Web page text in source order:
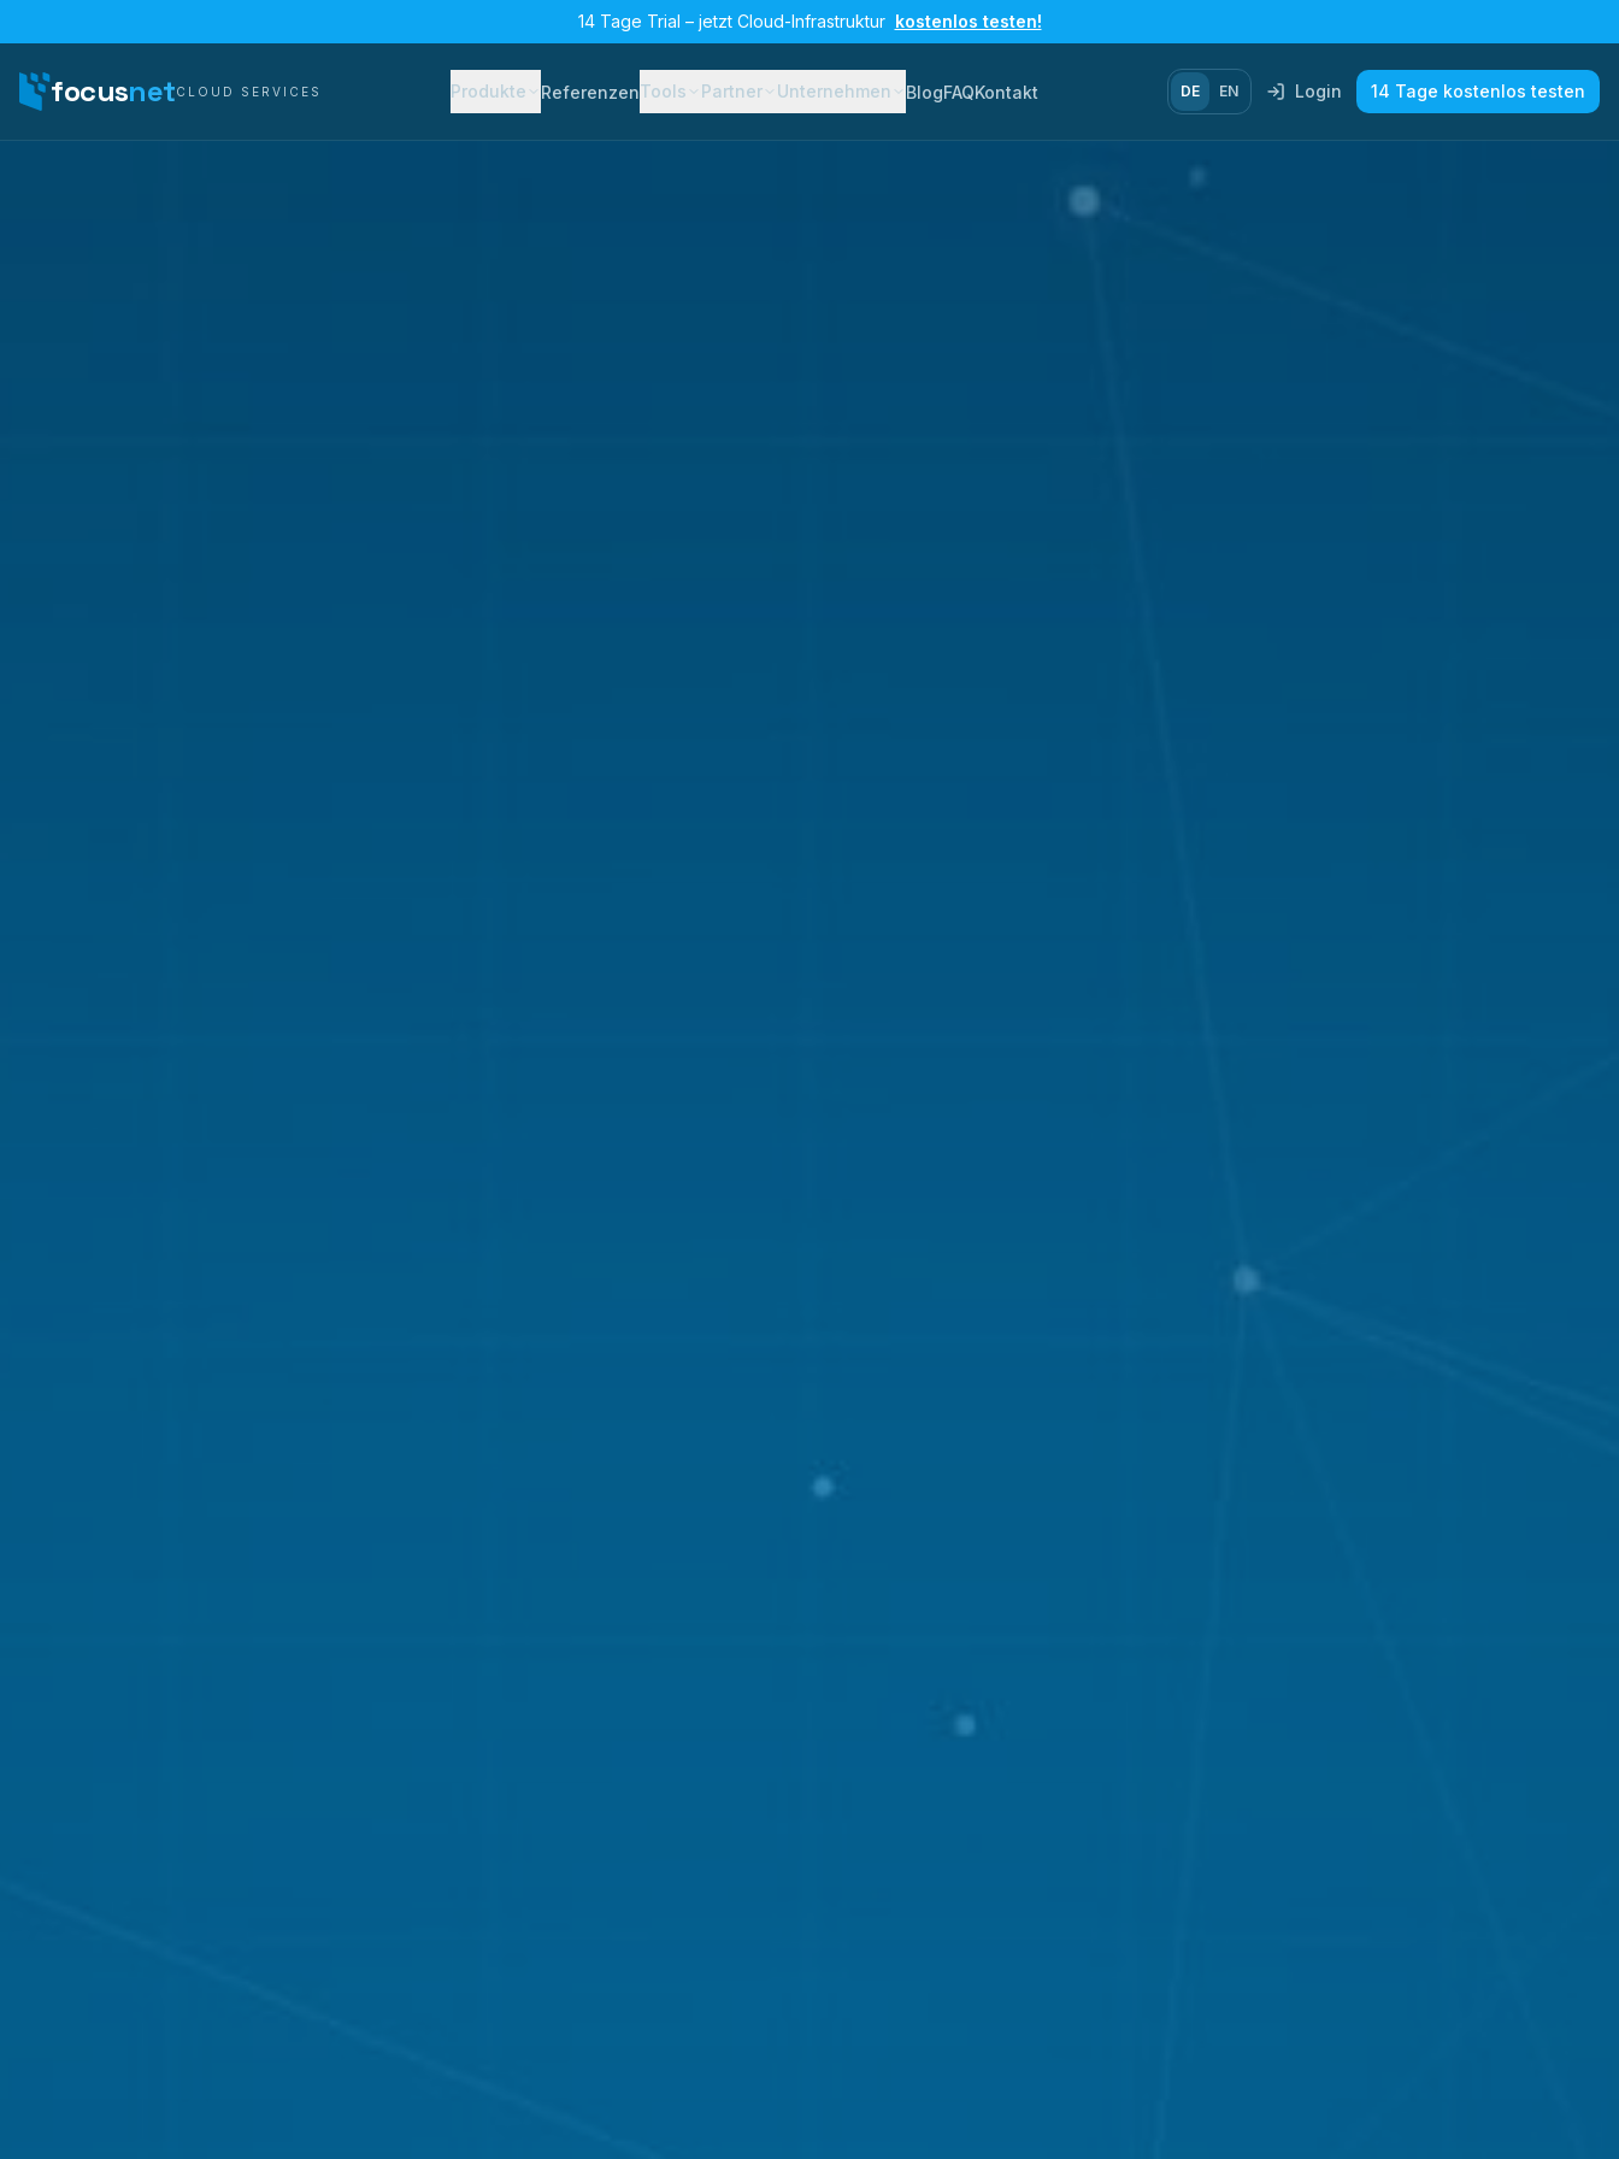
14 Tage Trial – jetzt Cloud-Infrastruktur kostenlos testen!
focusnetCLOUD SERVICES Produkte ReferenzenTools Partner Unternehmen BlogFAQKontakt DE EN Login 14 Tage kostenlos testen